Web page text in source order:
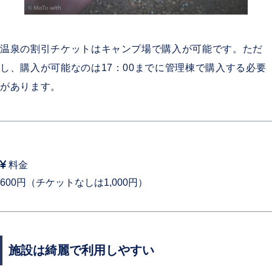
温泉の割引チケットはキャンプ場で購入が可能です。ただ
し、購入が可能なのは17：00までに管理棟で購入する必要
があります。
料金
600円（チケットなしは1,000円）
施設は綺麗で利用しやすい